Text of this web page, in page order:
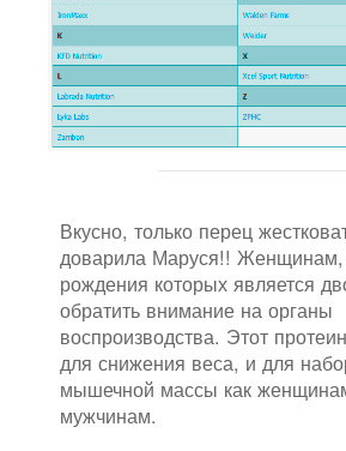
Вкусно, только перец
доварила Маруся!! Женщинам,
рождения которых является
обратить внимание на органы
воспроизводства. Этот
для снижения веса, и для
мышечной массы как
мужчинам.